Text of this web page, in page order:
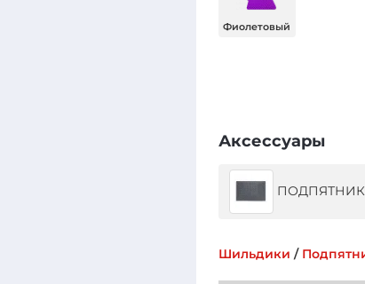
Фиолетовый
Аксессуары
ПОДПЯТНИК
Шильдики /